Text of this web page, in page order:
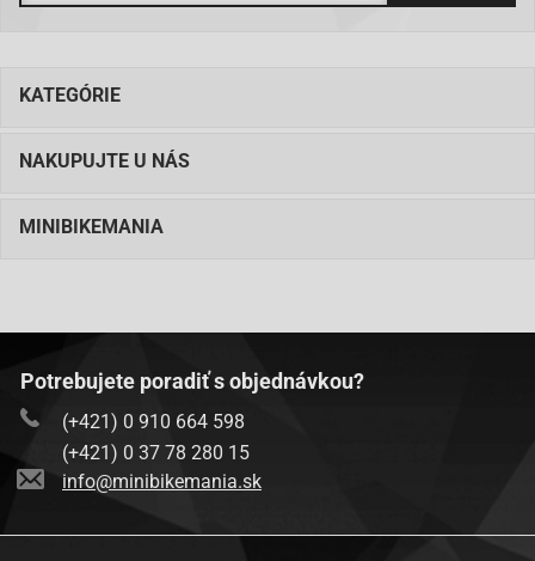
KATEGÓRIE
NAKUPUJTE U NÁS
MINIBIKEMANIA
Potrebujete poradiť s objednávkou?
(+421) 0 910 664 598
(+421) 0 37 78 280 15
info@minibikemania.sk